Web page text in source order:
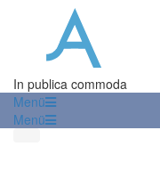
In publica commoda
Menü
Menü